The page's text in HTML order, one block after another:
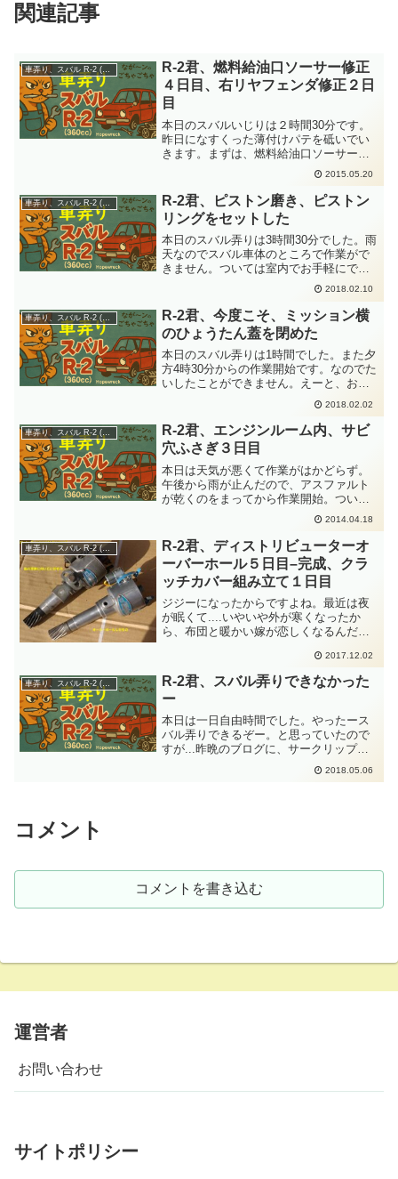
関連記事
車弄り、スバル R-2 (360cc)
R-2君、燃料給油口ソーサー修正
４日目、右リヤフェンダ修正２日
目
本日のスバルいじりは２時間30分です。
昨日になすくった薄付けパテを砥いでい
きます。まずは、燃料給油口ソーサー部
分です。ソーサー左下の車体部分が歪ん
でいたんだよねー。これで、この部分は
終わりますように。昨日に発見した、フ
ェンダーの歪み部分は、...
2015.05.20
R-2君、ピストン磨き、ピストン
リングをセットした
本日のスバル弄りは3時間30分でした。雨
天なのでスバル車体のところで作業がで
きません。ついては室内でお手軽にでき
そうな作業をします。 いよいよエンジン
のピストンに手を出します。右上が某方
からわけていただいた1番ピストンでもち
ろん中古です。左...
2018.02.10
車弄り、スバル R-2 (360cc)
R-2君、今度こそ、ミッション横
のひょうたん蓋を閉めた
本日のスバル弄りは1時間でした。また夕
方4時30分からの作業開始です。なのでた
いしたことができません。えーと、お手
軽に区切り良くできそうなものは....と考
えて、ミッション横のひょうたん蓋をし
めることにしました。この蓋ですが、以
前にも閉めた...
2018.02.02
車弄り、スバル R-2 (360cc)
R-2君、エンジンルーム内、サビ
穴ふさぎ３日目
本日は天気が悪くて作業がはかどらず。
午後から雨が止んだので、アスファルト
が乾くのをまってから作業開始。ついて
は、実質作業時間は２時間ほどでした。
２時間でできる作業はたかがしれている
ので、本日は大それたことはしない作戦
です。まずは、前日にシャ...
2014.04.18
車弄り、スバル R-2 (360cc)
R-2君、ディストリビューターオ
ーバーホール５日目–完成、クラ
ッチカバー組み立て１日目
ジジーになったからですよね。最近は夜
が眠くて....いやいや外が寒くなったか
ら、布団と暖かい嫁が恋しくなるんだ
のブログを書いている途中で、パソコン
の前で寝落ちしていました。30分ほどパ
ソコンの前で気...
2017.12.02
車弄り、スバル R-2 (360cc)
R-2君、スバル弄りできなかった
ー
本日は一日自由時間でした。やったース
バル弄りできるぞー。と思っていたので
すが...昨晩のブログに、サークリップの
向きってどうなのー？とか、スバルのエ
ンジン組み立て中断した不安点を書きた
2018.05.06
コメント
コメントを書き込む
運営者
お問い合わせ
サイトポリシー